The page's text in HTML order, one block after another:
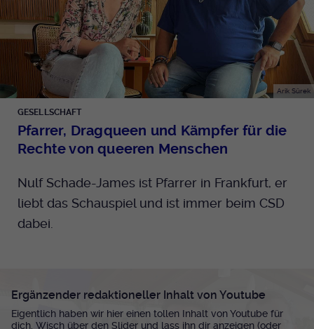
Arik Sürek
GESELLSCHAFT
Pfarrer, Dragqueen und Kämpfer für die
Rechte von queeren Menschen
Nulf Schade-James ist Pfarrer in Frankfurt, er
liebt das Schauspiel und ist immer beim CSD
dabei.
Ergänzender redaktioneller Inhalt von Youtube
Eigentlich haben wir hier einen tollen Inhalt von Youtube für
dich. Wisch über den Slider und lass ihn dir anzeigen (oder